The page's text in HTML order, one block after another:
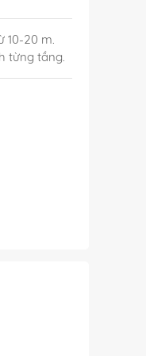
20 m.
từng tầng.